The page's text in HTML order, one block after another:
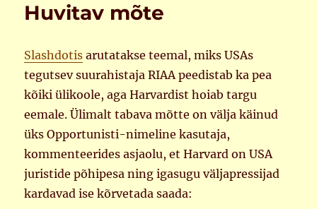
Huvitav mõte
Slashdotis arutatakse teemal, miks USAs
tegutsev suurahistaja RIAA peedistab ka pea
kõiki ülikoole, aga Harvardist hoiab targu
eemale. Ülimalt tabava mõtte on välja käinud
üks Opportunisti-nimeline kasutaja,
kommenteerides asjaolu, et Harvard on USA
juristide põhipesa ning igasugu väljapressijad
kardavad ise kõrvetada saada: